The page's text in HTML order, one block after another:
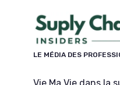
LE MÉDIA DES
Vie Ma Vie dans la